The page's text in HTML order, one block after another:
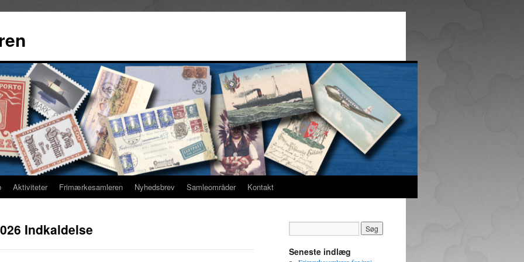
Aktiviteter Frimærkesamleren Nyhedsbrev Samleområder Kontakt
Indkaldelse
Seneste indlæg